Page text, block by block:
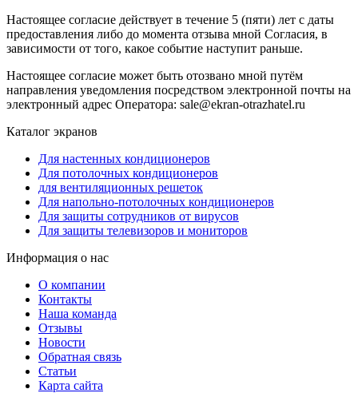
Настоящее согласие действует в течение 5 (пяти) лет с даты
предоставления либо до момента отзыва мной Согласия, в
зависимости от того, какое событие наступит раньше.
Настоящее согласие может быть отозвано мной путём
направления уведомления посредством электронной почты на
электронный адрес Оператора: sale@ekran-otrazhatel.ru
Каталог экранов
Для настенных кондиционеров
Для потолочных кондиционеров
для вентиляционных решеток
Для напольно-потолочных кондиционеров
Для защиты сотрудников от вирусов
Для защиты телевизоров и мониторов
Информация о нас
О компании
Контакты
Наша команда
Отзывы
Новости
Обратная связь
Статьи
Карта сайта